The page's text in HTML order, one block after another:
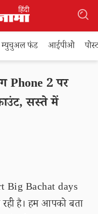
म्युचुअल फंड आईपीओ
Phone 2 पर
सस्ते में
Big Bachat days
है। हम आपको बता